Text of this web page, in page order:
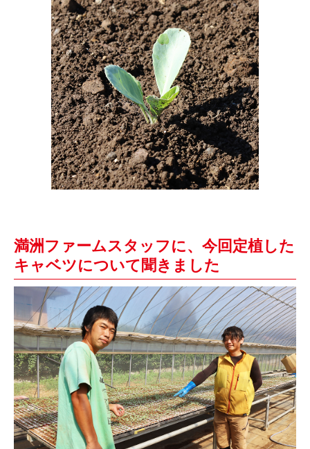
満洲ファームスタッフに、今回定植した
キャベツについて聞きました